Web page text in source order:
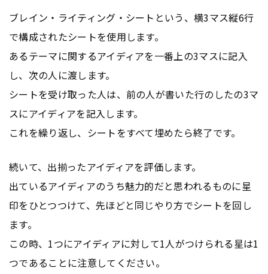
ブレイン・ライティング・シートという、横3マス縦6行
で構成されたシートを使用します。
あるテーマに関するアイディアを一番上の3マスに記入
し、次の人に渡します。
シートを受け取った人は、前の人が書いた行のしたの3マ
スにアイディアを記入します。
これを繰り返し、シートをすべて埋めたら終了です。
続いて、出揃ったアイディアを評価します。
出ているアイディアのうち魅力的だと思われるものに星
印をひとつつけて、先ほどと同じやり方でシートを回し
ます。
この時、1つにアイディアに対して1人がつけられる星は1
つであることに注意してください。